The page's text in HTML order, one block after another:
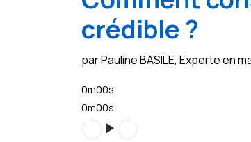
crédible ?
par Pauline BASILE, Experte en
0m00s
0m00s